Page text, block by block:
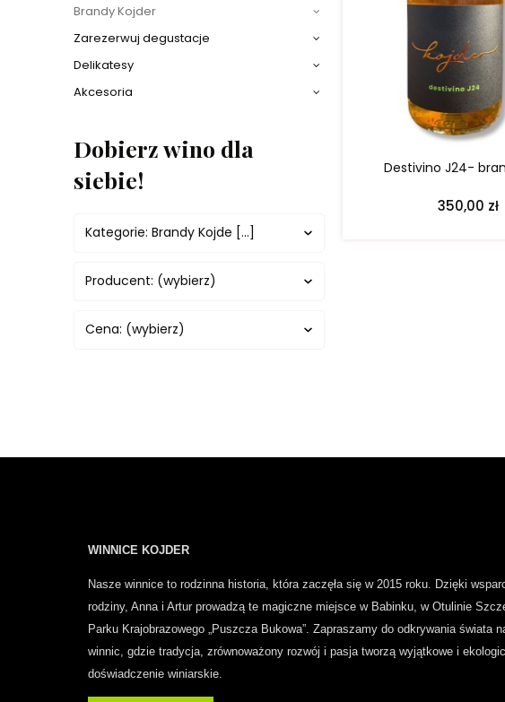
Brandy Kojder
Zarezerwuj degustacje
Delikatesy
Akcesoria
Dobierz wino dla
siebie!
Kategorie: Brandy Kojde [...]
Producent: (wybierz)
Cena: (wybierz)
Destivino J24-
350,00 zł
DO KOSZYKA
WINNICE KOJDER
Nasze winnice to rodzinna historia, która zaczęła się w 2015 roku. Dzięki
rodziny, Anna i Artur prowadzą te magiczne miejsce w Babinku, w Otulinie
Parku Krajobrazowego „Puszcza Bukowa”. Zapraszamy do odkrywania świata
winnic, gdzie tradycja, zrównoważony rozwój i pasja tworzą wyjątkowe i
doświadczenie winiarskie.